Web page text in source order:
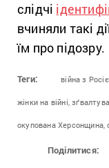
слідчі
вчиняли такі
їм про підозру.
Теги: війна з
жінки на війні,
окупована Херсонщина,
Поділитися: